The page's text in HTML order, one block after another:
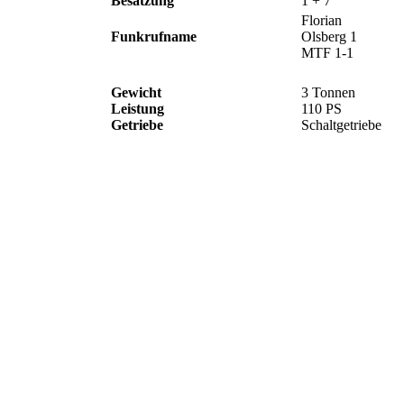
Funkrufname
Florian
Olsberg 1
MTF 1-1
Gewicht
Leistung
Getriebe
3 Tonnen
110 PS
Schaltgetriebe